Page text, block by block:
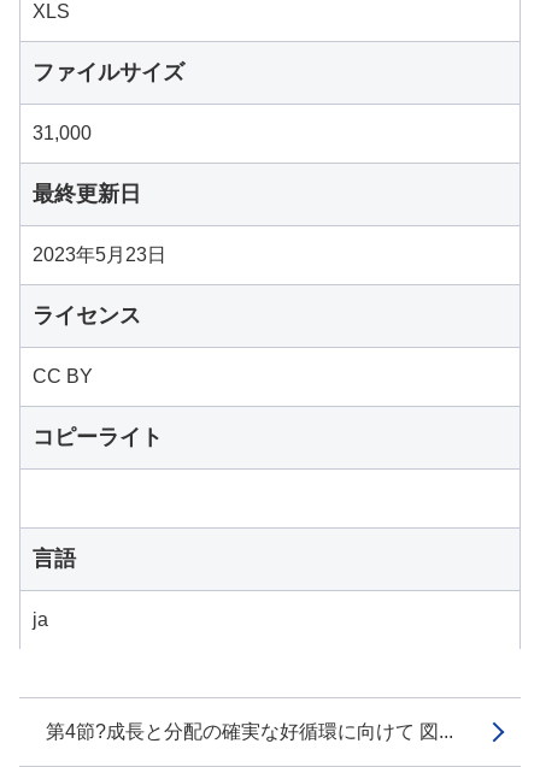
第4節?成長と分配の確実な好循環に向けて 図...
XLS
ファイルサイズ
31,000
最終更新日
2023年5月23日
ライセンス
CC BY
コピーライト
言語
ja